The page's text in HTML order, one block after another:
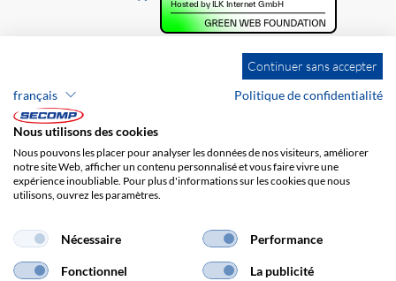
Brands
Protection des données
Frais de port
Continuer sans accepter
français
Politique de confidentialité
Nous utilisons des cookies
Nous pouvons les placer pour analyser les données de nos visiteurs, améliorer
notre site Web, afficher un contenu personnalisé et vous faire vivre une
expérience inoubliable. Pour plus d'informations sur les cookies que nous
utilisons, ouvrez les paramètres.
Nécessaire Performance
Fonctionnel La publicité